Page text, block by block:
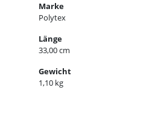
Marke
Polytex
Länge
33,00 cm
Gewicht
1,10 kg